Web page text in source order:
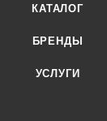
КАТАЛОГ
БРЕНДЫ
УСЛУГИ